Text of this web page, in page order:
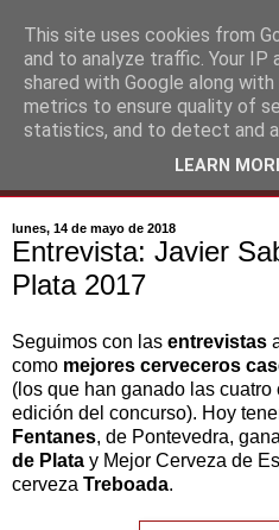
lunes, 14 de mayo de 2018
Entrevista: Javier
Plata 2017
Seguimos con las entrevistas
como mejores cerveceros
(los que han ganado las cuatro
edición del concurso). Hoy
Fentanes, de Pontevedra,
de Plata y Mejor Cerveza de
cerveza Treboada.
This site uses cookies from
and to analyze traffic. Your IP
shared with Google along
metrics to ensure quality of
statistics, and to detect and
LEARN